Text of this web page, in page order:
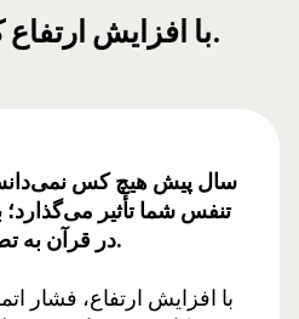
با افزایش ارتفاع کاهش می‌یابد.
تنفس شما تأثیر
در قرآن به تصویر کشیده شده است.
با افزایش ارتفاع، فشار